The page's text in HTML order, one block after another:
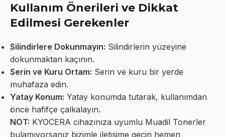
Kullanım Önerileri ve Dikkat
Edilmesi Gerekenler
Silindirlere Dokunmayın: Silindirlerin yüzeyine
dokunmaktan kaçının.
Serin ve Kuru Ortam: Serin ve kuru bir yerde
muhafaza edin.
Yatay Konum: Yatay konumda tutarak, kullanımdan
önce hafifçe çalkalayın.
NOT: KYOCERA cihazınıza uyumlu Muadil Tonerler
bulamıyorsanız bizimle iletişime geçin hemen